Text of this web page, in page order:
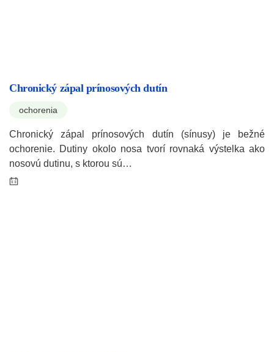
Chronický zápal prínosových dutín
ochorenia
Chronický zápal prínosových dutín (sínusy) je bežné
ochorenie. Dutiny okolo nosa tvorí rovnaká výstelka ako
nosovú dutinu, s ktorou sú…